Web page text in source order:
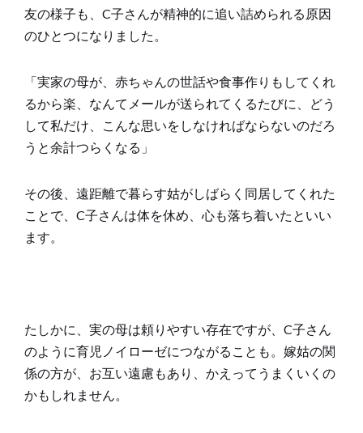
友の様子も、C子さんが精神的に追い詰められる原因
のひとつになりました。
「実家の母が、赤ちゃんの世話や食事作りもしてくれ
るから楽、なんてメールが送られてくるたびに、どう
して私だけ、こんな思いをしなければならないのだろ
うと余計つらくなる」
その後、遠距離で暮らす姑がしばらく同居してくれた
ことで、C子さんは体を休め、心も落ち着いたといい
ます。
たしかに、実の母は頼りやすい存在ですが、C子さん
のように育児ノイローゼにつながることも。嫁姑の関
係の方が、お互い遠慮もあり、かえってうまくいくの
かもしれません。